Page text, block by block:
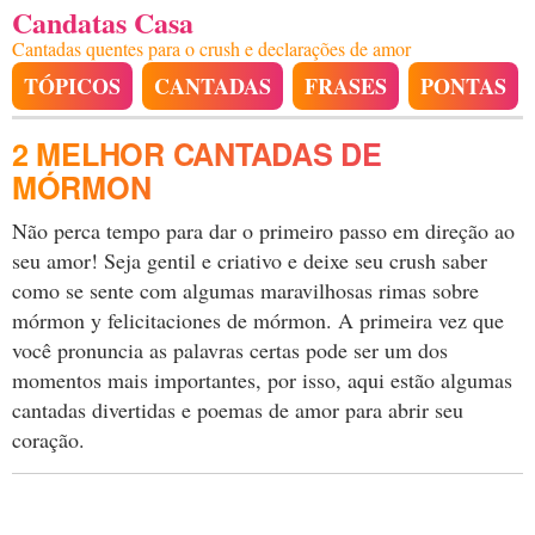
Candatas Casa
Cantadas quentes para o crush e declarações de amor
TÓPICOS CANTADAS FRASES PONTAS
2 MELHOR CANTADAS DE
MÓRMON
Não perca tempo para dar o primeiro passo em direção ao
seu amor! Seja gentil e criativo e deixe seu crush saber
como se sente com algumas maravilhosas rimas sobre
mórmon y felicitaciones de mórmon. A primeira vez que
você pronuncia as palavras certas pode ser um dos
momentos mais importantes, por isso, aqui estão algumas
cantadas divertidas e poemas de amor para abrir seu
coração.